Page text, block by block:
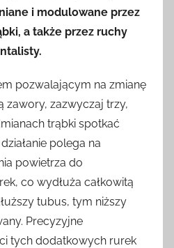
i modulowane przez
a także przez ruchy
pozwalającym na zmianę
zawory, zazwyczaj trzy,
trąbki spotkać
polega na
powietrza do
co wydłuża całkowitą
tubus, tym niższy
Precyzyjne
tych dodatkowych rurek